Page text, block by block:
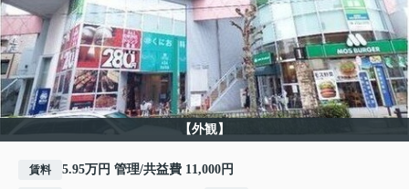
【外観】
賃料 5.95万円 管理/共益費 11,000円